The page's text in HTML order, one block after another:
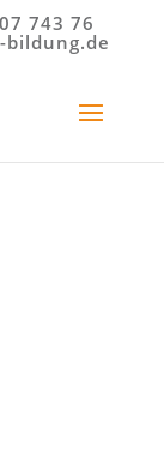
743 76
bildung.de